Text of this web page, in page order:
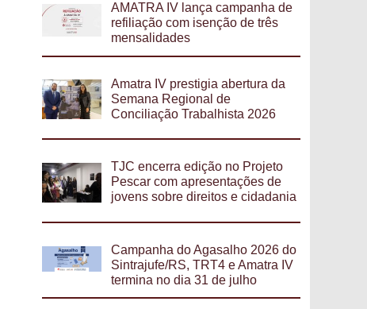
AMATRA IV lança campanha de
refiliação com isenção de três
mensalidades
Amatra IV prestigia abertura da
Semana Regional de
Conciliação Trabalhista 2026
TJC encerra edição no Projeto
Pescar com apresentações de
jovens sobre direitos e cidadania
Campanha do Agasalho 2026 do
Sintrajufe/RS, TRT4 e Amatra IV
termina no dia 31 de julho